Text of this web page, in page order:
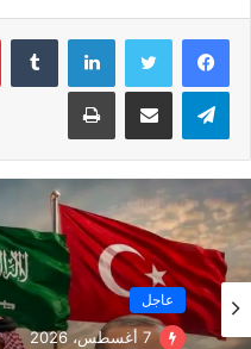
الأمريكي !! الذي ينتظر الوقت
وتمسكنا بارضنا وسمائنا
لينكدإن
تيلقرام مشاركة عبر البريد طباعة
عاجل
7 أغسطس، 2026